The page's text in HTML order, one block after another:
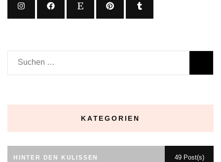
Suchen
nach:
KATEGORIEN
HINTER DEN KULISSEN 49 Post(s)